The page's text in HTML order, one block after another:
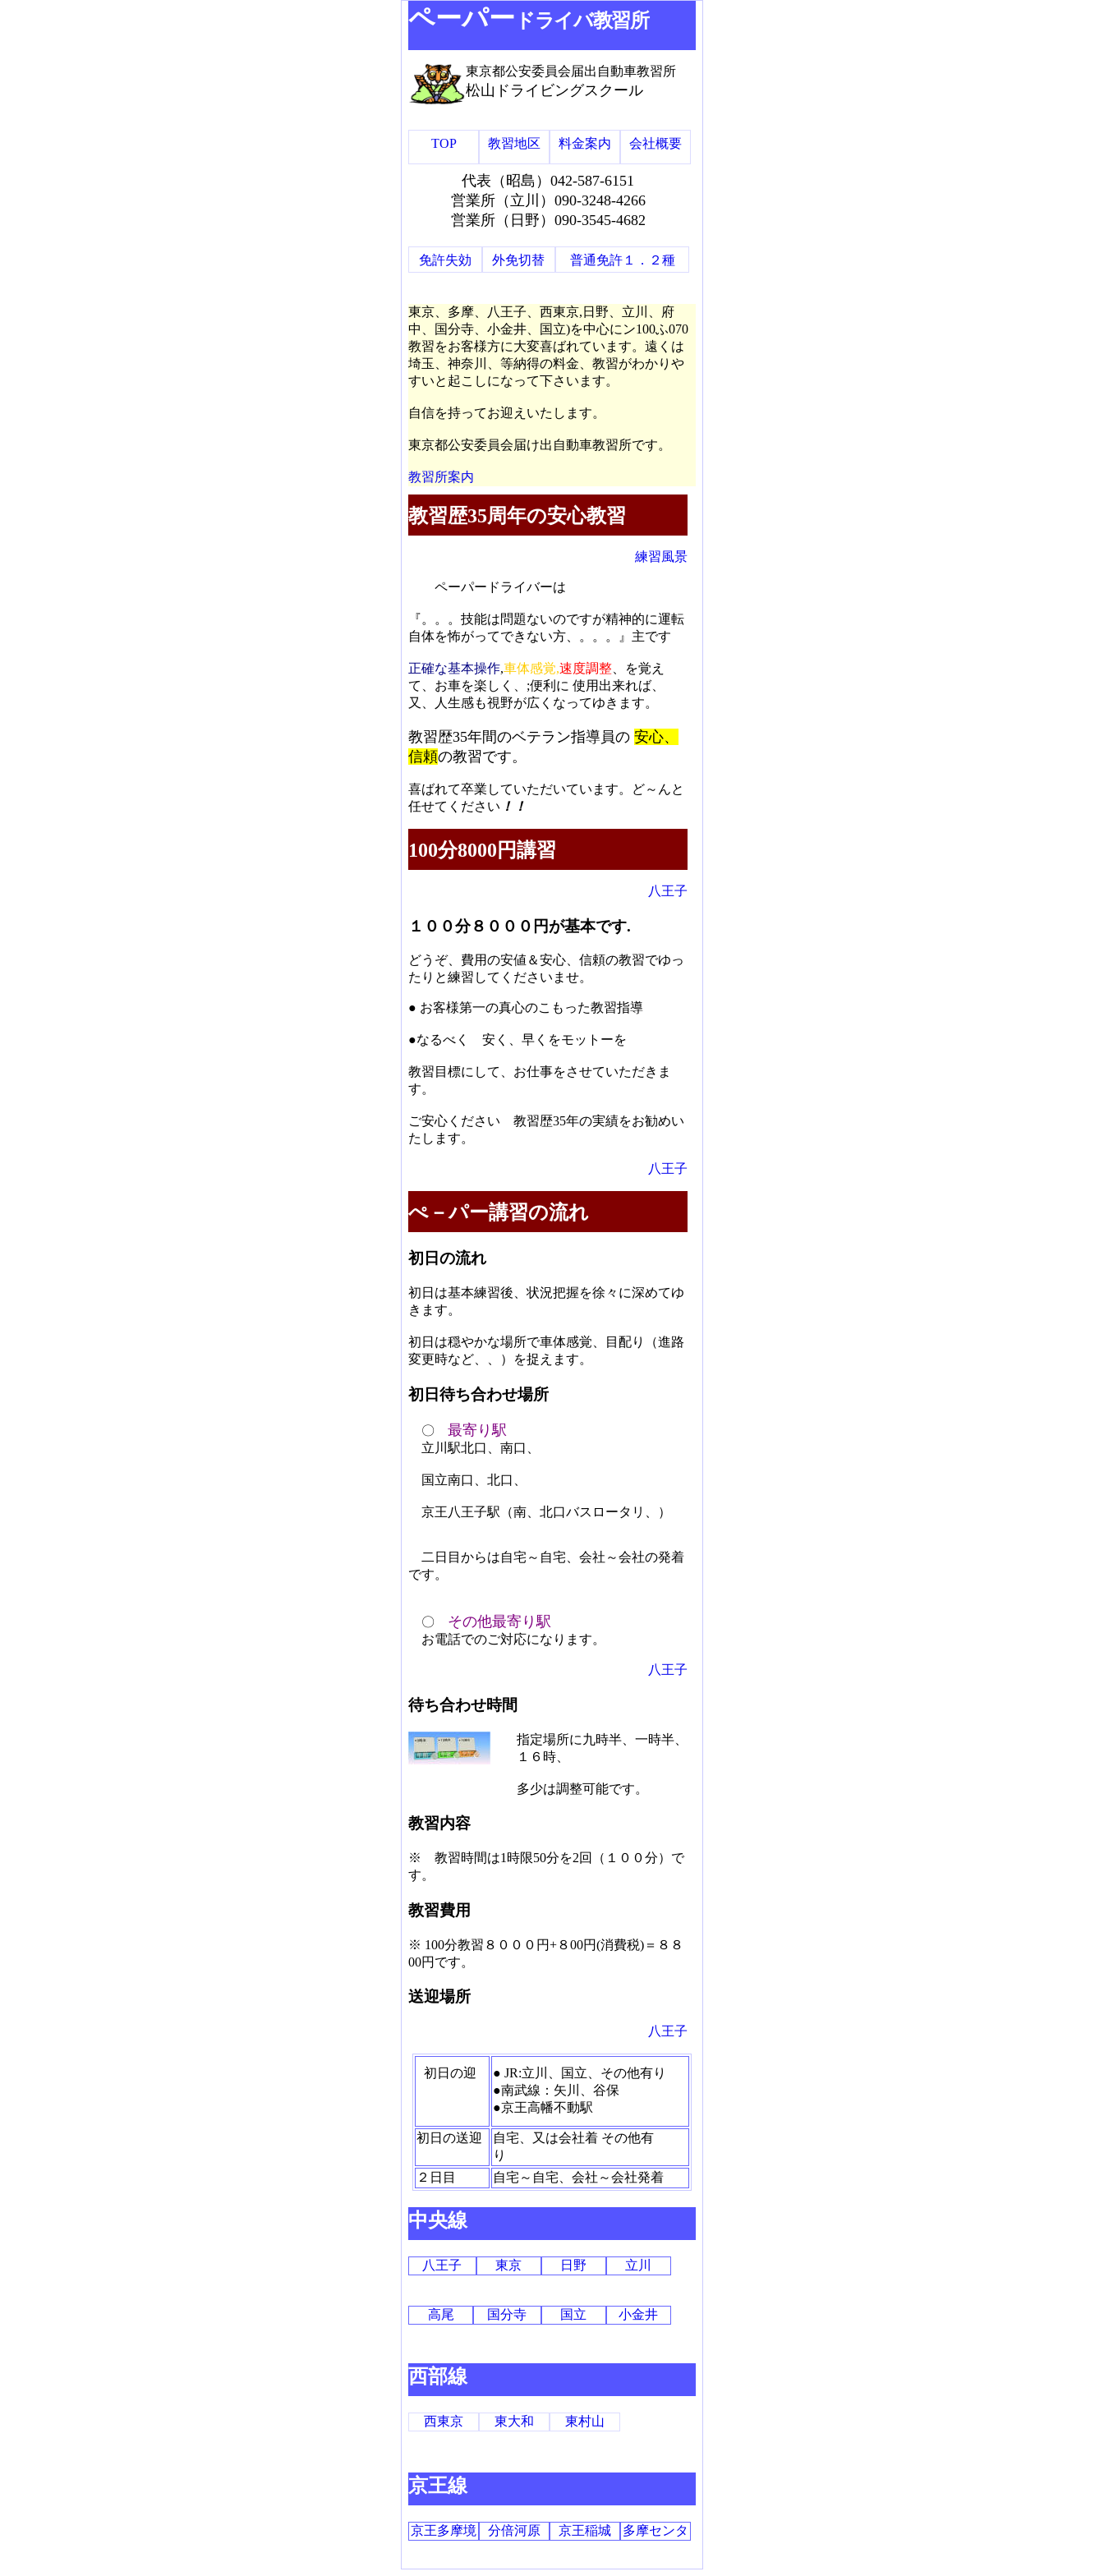
ペーパー ドライバ教習所
東京都公安委員会届出自動車教習所
松山ドライビングスクール
TOP 教習地区 料金案内 会社概要
代表（昭島）042-587-6151
営業所（立川）090-3248-4266
営業所（日野）090-3545-4682
免許失効 外免切替 普通免許１．２種
東京、多摩、八王子、西東京,日野、立川、府
中、国分寺、小金井、国立)を中心にン100ふ070
教習をお客様方に大変喜ばれています。遠くは
埼玉、神奈川、等納得の料金、教習がわかりや
すいと起こしになって下さいます。
自信を持ってお迎えいたします。
東京都公安委員会届け出自動車教習所です。
教習所案内
教習歴35周年の安心教習
練習風景
ペーパードライバーは
『。。。技能は問題ないのですが精神的に運転
自体を怖がってできない方、。。。』主です
正確な基本操作,車体感覚,速度調整 、を覚え
て、お車を楽しく、;便利に 使用出来れば、
又、人生感も視野が広くなってゆきます。
教習歴35年間のベテラン指導員の 安心、
信頼の教習です。
喜ばれて卒業していただいています。ど～んと
任せてください ！！
100分8000円講習
八王子
１００分８０００円が基本です.
どうぞ、費用の安値＆安心、信頼の教習でゆっ
たりと練習してくださいませ。
● お客様第一の真心のこもった教習指導
●なるべく 安く、早くをモットーを
教習目標にして、お仕事をさせていただきま
す。
ご安心ください 教習歴35年の実績をお勧めい
たします。
八王子
ぺ－パー講習の流れ
初日の流れ
初日は基本練習後、状況把握を徐々に深めてゆ
きます。
初日は穏やかな場所で車体感覚、目配り（進路
変更時など、、）を捉えます。
初日待ち合わせ場所
〇 最寄り駅
立川駅北口、南口、
国立南口、北口、
京王八王子駅（南、北口バスロータリ、）
二日目からは自宅～自宅、会社～会社の発着
です。
〇 その他最寄り駅
お電話でのご対応になります。
八王子
待ち合わせ時間
指定場所に九時半、一時半、
１６時、
多少は調整可能です。
教習内容
※ 教習時間は1時限50分を2回（１００分）で
す。
教習費用
※ 100分教習８０００円+８00円(消費税)＝８８
00円です。
送迎場所
八王子
初日の迎
● JR:立川、国立、その他有り
●南武線：矢川、谷保
●京王高幡不動駅
初日の送迎
自宅、又は会社着 その他有
り
２日目
自宅～自宅、会社～会社発着
中央線
八王子 東京 日野 立川
高尾 国分寺 国立 小金井
西部線
西東京 東大和 東村山
京王線
京王多摩境 分倍河原 京王稲城 多摩センタ